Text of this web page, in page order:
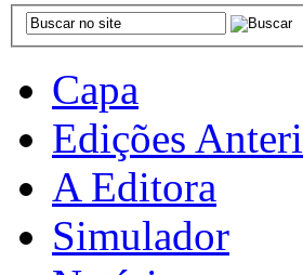
Capa
Edições
A Editora
Simulador